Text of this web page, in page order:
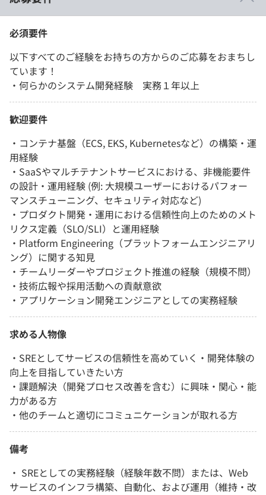
必須要件
以下すべてのご経験をお持ちの方からのご応募をおまちし
ています！
・何らかのシステム開発経験 実務１年以上
歓迎要件
・コンテナ基盤（ECS, EKS, Kubernetesなど）の構築・運
用経験
・SaaSやマルチテナントサービスにおける、非機能要件
の設計・運用経験 (例: 大規模ユーザーにおけるパフォー
マンスチューニング、セキュリティ対応など)
・プロダクト開発・運用における信頼性向上のためのメト
リクス定義（SLO/SLI）と運用経験
・Platform Engineering（プラットフォームエンジニアリ
ング）に関する知見
・チームリーダーやプロジェクト推進の経験（規模不問）
・技術広報や採用活動への貢献意欲
・アプリケーション開発エンジニアとしての実務経験
求める人物像
・SREとしてサービスの信頼性を高めていく・開発体験の
向上を目指していきたい方
・課題解決（開発プロセス改善を含む）に興味・関心・能
力がある方
・他のチームと適切にコミュニケーションが取れる方
備考
・ SREとしての実務経験（経験年数不問）または、Web
サービスのインフラ構築、自動化、および運用（維持・改